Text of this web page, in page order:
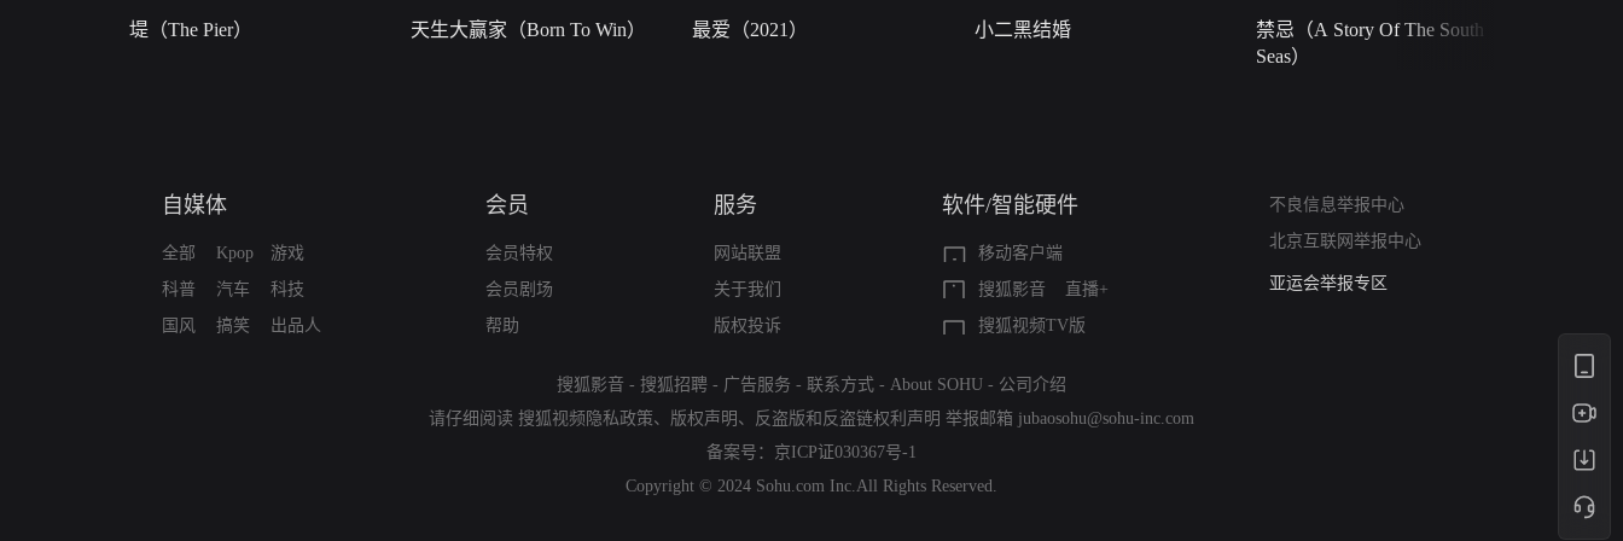
堤（The Pier） 天生大赢家（Born To Win） 最爱（2021） 小二黑结婚
禁忌（A Story Of The South
Seas）
自媒体
全部
科普
国风
Kpop
汽车
搞笑
游戏
科技
出品人
会员
会员特权
会员剧场
帮助
服务
网站联盟
关于我们
版权投诉
软件/智能硬件
移动客户端
搜狐影音
直播+
搜狐视频TV版
不良信息举报中心
北京互联网举报中心
算法推荐专项举报
亚运会举报专区
搜狐影音 - 搜狐招聘 - 广告服务 - 联系方式 - About SOHU - 公司介绍
请仔细阅读 搜狐视频隐私政策、 版权声明 、 反盗版和反盗链权利声明 举报邮箱 jubaosohu@sohu-inc.com
备案号： 京ICP证030367号-1
Copyright © 2024 Sohu.com Inc.All Rights Reserved.